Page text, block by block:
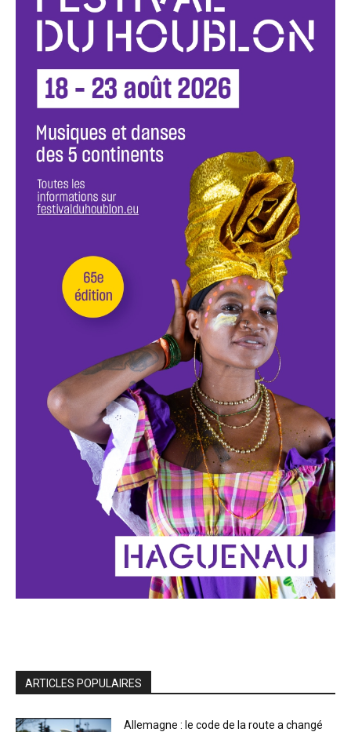
ARTICLES POPULAIRES
Allemagne : le code de la route a changé